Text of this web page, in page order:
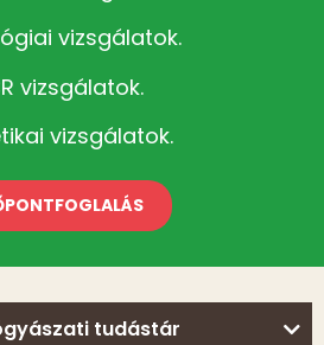
vizsgálatok.
vizsgálatok.
vizsgálatok.
tudástár